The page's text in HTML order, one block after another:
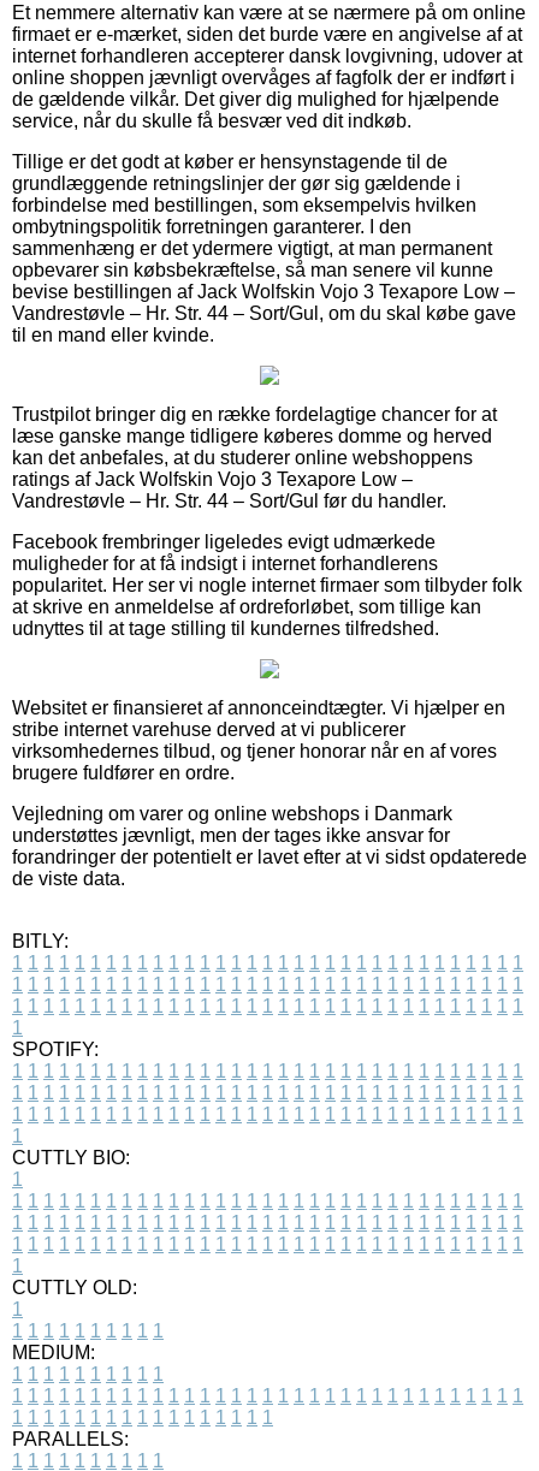
Et nemmere alternativ kan være at se nærmere på om online
firmaet er e-mærket, siden det burde være en angivelse af at
internet forhandleren accepterer dansk lovgivning, udover at
online shoppen jævnligt overvåges af fagfolk der er indført i
de gældende vilkår. Det giver dig mulighed for hjælpende
service, når du skulle få besvær ved dit indkøb.
Tillige er det godt at køber er hensynstagende til de
grundlæggende retningslinjer der gør sig gældende i
forbindelse med bestillingen, som eksempelvis hvilken
ombytningspolitik forretningen garanterer. I den
sammenhæng er det ydermere vigtigt, at man permanent
opbevarer sin købsbekræftelse, så man senere vil kunne
bevise bestillingen af Jack Wolfskin Vojo 3 Texapore Low –
Vandrestøvle – Hr. Str. 44 – Sort/Gul, om du skal købe gave
til en mand eller kvinde.
Trustpilot bringer dig en række fordelagtige chancer for at
læse ganske mange tidligere køberes domme og herved
kan det anbefales, at du studerer online webshoppens
ratings af Jack Wolfskin Vojo 3 Texapore Low –
Vandrestøvle – Hr. Str. 44 – Sort/Gul før du handler.
Facebook frembringer ligeledes evigt udmærkede
muligheder for at få indsigt i internet forhandlerens
popularitet. Her ser vi nogle internet firmaer som tilbyder folk
at skrive en anmeldelse af ordreforløbet, som tillige kan
udnyttes til at tage stilling til kundernes tilfredshed.
Websitet er finansieret af annonceindtægter. Vi hjælper en
stribe internet varehuse derved at vi publicerer
virksomhedernes tilbud, og tjener honorar når en af vores
brugere fuldfører en ordre.
Vejledning om varer og online webshops i Danmark
understøttes jævnligt, men der tages ikke ansvar for
forandringer der potentielt er lavet efter at vi sidst opdaterede
de viste data.
BITLY:
1 1 1 1 1 1 1 1 1 1 1 1 1 1 1 1 1 1 1 1 1 1 1 1 1 1 1 1 1 1 1 1 1
1 1 1 1 1 1 1 1 1 1 1 1 1 1 1 1 1 1 1 1 1 1 1 1 1 1 1 1 1 1 1 1 1
1 1 1 1 1 1 1 1 1 1 1 1 1 1 1 1 1 1 1 1 1 1 1 1 1 1 1 1 1 1 1 1 1
1
SPOTIFY:
1 1 1 1 1 1 1 1 1 1 1 1 1 1 1 1 1 1 1 1 1 1 1 1 1 1 1 1 1 1 1 1 1
1 1 1 1 1 1 1 1 1 1 1 1 1 1 1 1 1 1 1 1 1 1 1 1 1 1 1 1 1 1 1 1 1
1 1 1 1 1 1 1 1 1 1 1 1 1 1 1 1 1 1 1 1 1 1 1 1 1 1 1 1 1 1 1 1 1
1
CUTTLY BIO:
1
1 1 1 1 1 1 1 1 1 1 1 1 1 1 1 1 1 1 1 1 1 1 1 1 1 1 1 1 1 1 1 1 1
1 1 1 1 1 1 1 1 1 1 1 1 1 1 1 1 1 1 1 1 1 1 1 1 1 1 1 1 1 1 1 1 1
1 1 1 1 1 1 1 1 1 1 1 1 1 1 1 1 1 1 1 1 1 1 1 1 1 1 1 1 1 1 1 1 1
1
CUTTLY OLD:
1
1 1 1 1 1 1 1 1 1 1
MEDIUM:
1 1 1 1 1 1 1 1 1 1
1 1 1 1 1 1 1 1 1 1 1 1 1 1 1 1 1 1 1 1 1 1 1 1 1 1 1 1 1 1 1 1 1
1 1 1 1 1 1 1 1 1 1 1 1 1 1 1 1 1
PARALLELS:
1 1 1 1 1 1 1 1 1 1